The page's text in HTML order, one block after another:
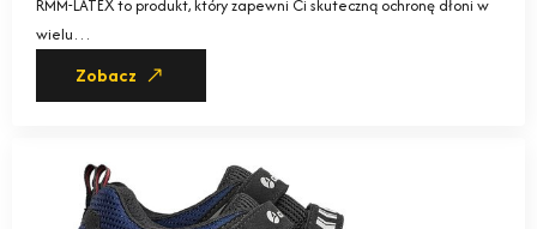
RMM-LATEX to produkt, który zapewni Ci skuteczną ochronę dłoni w
wielu…
Zobacz